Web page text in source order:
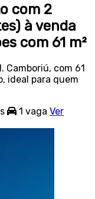
com 2
à venda
com 61 m²
Camboriú, com 61
ideal para quem
1 vaga Ver